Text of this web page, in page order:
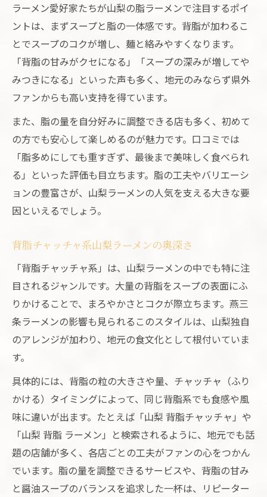
ラーメン愛好家たちが山梨の脂ラーメンで注目するポイ
ントは、まずスープと脂の一体感です。背脂が加わるこ
とでスープのコクが増し、麺と絡みやすくなります。
「背脂の甘みがクセになる」「スープの深みが増してや
みつきになる」といった声も多く、地元のみならず県外
ファンからも高い支持を得ています。
また、脂の量を自分好みに調整できる店も多く、初めて
の方でも安心して楽しめるのが魅力です。口コミでは
「脂多めにしても重すぎず、最後まで美味しく食べられ
る」といった評価も目立ちます。脂の工夫やバリエーシ
ョンの豊富さが、山梨ラーメンの人気を支える大きな要
因といえるでしょう。
背脂チャッチャ系山梨ラーメンの奥深さ
「背脂チャッチャ系」は、山梨ラーメンの中でも特に注
目されるジャンルです。大量の背脂をスープの表面にふ
りかけることで、まろやかさとコクが際立ちます。燕三
条ラーメンの影響も見られるこのスタイルは、山梨独自
のアレンジが加わり、地元の食文化として根付いていま
す。
具体的には、背脂の粒の大きさや量、チャッチャ（ふり
かける）タイミングによって、同じ背脂系でも食感や風
味に違いが出ます。たとえば「山梨 背脂チャッチャ」や
「山梨 背脂 ラーメン」と検索されるように、地元でも話
題の店舗が多く、各店ごとの工夫がファンの心をつかん
でいます。脂の量を調整できるサービスや、背脂の甘み
と醤油スープのバランスを追求した一杯は、リピーター